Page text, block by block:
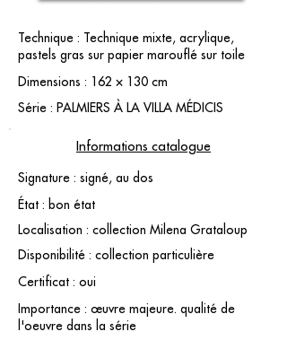
Technique : Technique mixte, acrylique,
pastels gras sur papier marouflé sur toile
Dimensions : 162 × 130 cm
Série : PALMIERS À LA VILLA MÉDICIS
Informations catalogue
Signature : signé, au dos
État : bon état
Localisation : collection Milena Grataloup
Disponibilité : collection particulière
Certificat : oui
Importance : œuvre majeure. qualité de
l'oeuvre dans la série